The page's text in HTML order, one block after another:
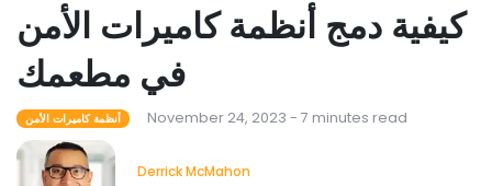
كيفية دمج أنظمة كاميرات الأمن
في مطعمك
أنظمة كاميرات الأمن November 24, 2023 - 7 minutes read
Derrick McMahon